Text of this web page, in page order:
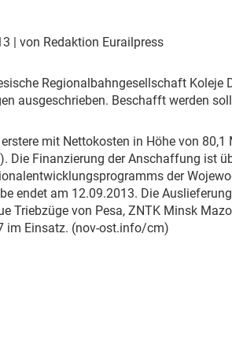
& Ausrüstung
| von Redaktion Eurailpress
Regionalbahngesellschaft
ausgeschrieben. Beschafft werden
mit Nettokosten in Höhe von
Die Finanzierung der Anschaffung ist
der
endet am 12.09.2013. Die
Triebzüge von Pesa, ZNTK Minsk
im Einsatz. (nov-ost.info/cm)